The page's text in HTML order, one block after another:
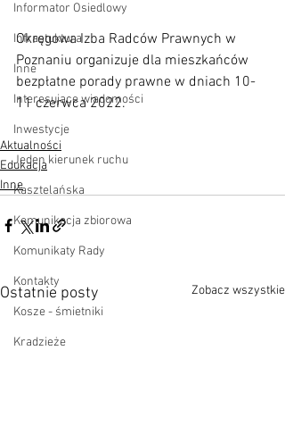
Informator Osiedlowy
Infrastuktura
Inne
Interesujące wiadomości
Inwestycje
Jeden kierunek ruchu
Kasztelańska
Komunikacja zbiorowa
Komunikaty Rady
Kontakty
Kosze - śmietniki
Kradzieże
Okręgowa Izba Radców Prawnych w
Poznaniu organizuje dla mieszkańców
bezpłatne porady prawne w dniach 10-
11 czerwca 2022.
Aktualności
Edukacja
Inne
Ostatnie posty Zobacz wszystkie